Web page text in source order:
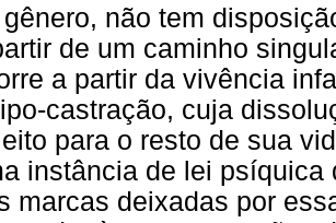
não tem
de um caminho
a partir da vivência
castração, cuja
para o resto de sua
instância de lei psíquica
marcas deixadas por